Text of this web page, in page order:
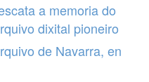
a memoria do
dixital pioneiro
de Navarra, en